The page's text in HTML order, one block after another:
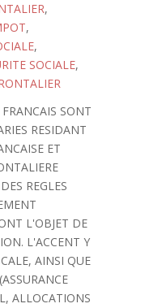
,
,
,
SOCIALE,
SONT
RESIDANT
ET
REGLES
L'OBJET DE
L'ACCENT Y
AINSI QUE
ALLOCATIONS